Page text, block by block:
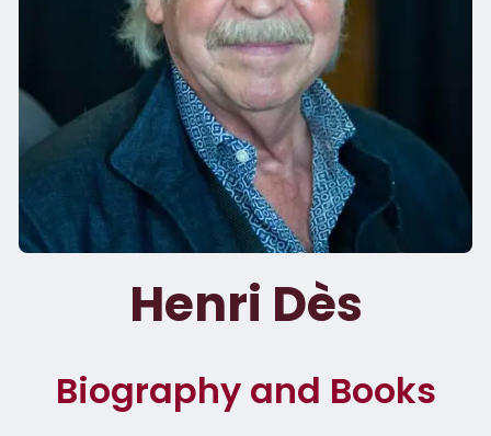
Henri Dès
Biography and Books